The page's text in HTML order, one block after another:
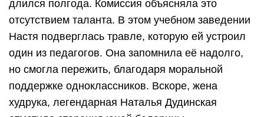
длился полгода. Комиссия объясняла это
отсутствием таланта. В этом учебном заведении
Настя подверглась травле, которую ей устроил
один из педагогов. Она запомнила её надолго,
но смогла пережить, благодаря моральной
поддержке одноклассников. Вскоре, жена
худрука, легендарная Наталья Дудинская